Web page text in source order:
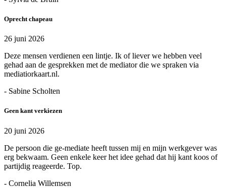
Oprecht chapeau
26 juni 2026
Deze mensen verdienen een lintje. Ik of liever we hebben veel
gehad aan de gesprekken met de mediator die we spraken via
mediatiorkaart.nl.
- Sabine Scholten
Geen kant verkiezen
20 juni 2026
De persoon die ge-mediate heeft tussen mij en mijn werkgever was
erg bekwaam. Geen enkele keer het idee gehad dat hij kant koos of
partijdig reageerde. Top.
- Cornelia Willemsen